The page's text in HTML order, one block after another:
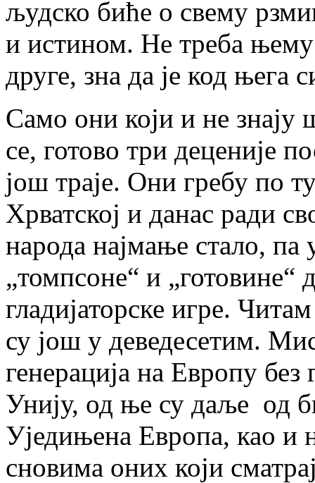
људско биће о свему
и истином. Не треба њему
друге, зна да је код њега
Само они који и не знају
се, готово три деценије
још траје. Они гребу по
Хрватској и данас ради
народа најмање стало, па
„томпсоне“ и „готовине“
гладијаторске игре.
су још у деведесетим.
генерација на Европу
Унију, од ње су даље од
Уједињена Европа, као и
сновима оних који